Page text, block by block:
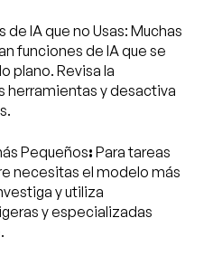
de IA que no Usas: Muchas
funciones de IA que se
plano. Revisa la
herramientas y desactiva
Pequeños: Para tareas
necesitas el modelo más
y utiliza
y especializadas